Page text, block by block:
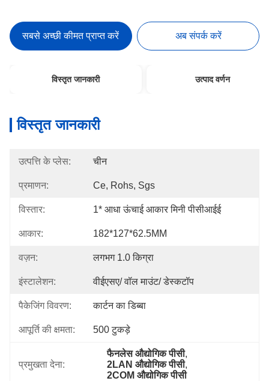
सबसे अच्छी कीमत प्राप्त करें अब संपर्क करें
विस्तृत जानकारी उत्पाद वर्णन
विस्तृत जानकारी
उत्पत्ति के प्लेस: चीन
प्रमाणन: Ce, Rohs, Sgs
विस्तार: 1* आधा ऊंचाई आकार मिनी पीसीआईई
आकार: 182*127*62.5MM
वज़न: लगभग 1.0 किग्रा
इंस्टालेशन: वीईएसए/ वॉल माउंट/ डेस्कटॉप
पैकेजिंग विवरण: कार्टन का डिब्बा
आपूर्ति की क्षमता: 500 टुकड़े
प्रमुखता देना:
फैनलेस औद्योगिक पीसी,
2LAN औद्योगिक पीसी,
2COM औद्योगिक पीसी